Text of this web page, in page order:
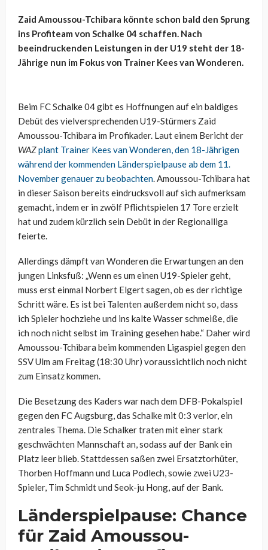
Zaid Amoussou-Tchibara könnte schon bald den Sprung
ins Profiteam von Schalke 04 schaffen. Nach
beeindruckenden Leistungen in der U19 steht der 18-
Jährige nun im Fokus von Trainer Kees van Wonderen.
Beim FC Schalke 04 gibt es Hoffnungen auf ein baldiges
Debüt des vielversprechenden U19-Stürmers Zaid
Amoussou-Tchibara im Profikader. Laut einem Bericht der
WAZplant Trainer Kees van Wonderen, den 18-Jährigen
während der kommenden Länderspielpause ab dem 11.
November genauer zu beobachten. Amoussou-Tchibara hat
in dieser Saison bereits eindrucksvoll auf sich aufmerksam
gemacht, indem er in zwölf Pflichtspielen 17 Tore erzielt
hat und zudem kürzlich sein Debüt in der Regionalliga
feierte.
Allerdings dämpft van Wonderen die Erwartungen an den
jungen Linksfuß: „Wenn es um einen U19-Spieler geht,
muss erst einmal Norbert Elgert sagen, ob es der richtige
Schritt wäre. Es ist bei Talenten außerdem nicht so, dass
ich Spieler hochziehe und ins kalte Wasser schmeiße, die
ich noch nicht selbst im Training gesehen habe.“ Daher wird
Amoussou-Tchibara beim kommenden Ligaspiel gegen den
SSV Ulm am Freitag (18:30 Uhr) voraussichtlich noch nicht
zum Einsatz kommen.
Die Besetzung des Kaders war nach dem DFB-Pokalspiel
gegen den FC Augsburg, das Schalke mit 0:3 verlor, ein
zentrales Thema. Die Schalker traten mit einer stark
geschwächten Mannschaft an, sodass auf der Bank ein
Platz leer blieb. Stattdessen saßen zwei Ersatztorhüter,
Thorben Hoffmann und Luca Podlech, sowie zwei U23-
Spieler, Tim Schmidt und Seok-ju Hong, auf der Bank.
Länderspielpause: Chance
für Zaid Amoussou-